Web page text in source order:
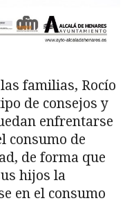
familias, Rocío
de consejos y
enfrentarse
consumo de
de forma que
hijos la
en el consumo